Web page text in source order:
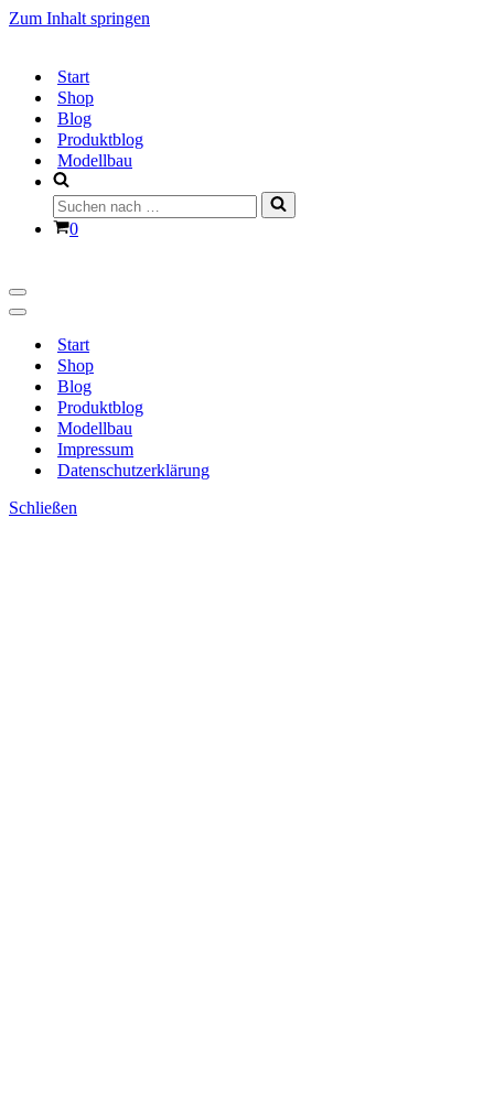
Zum Inhalt springen
Start
Shop
Blog
Produktblog
Modellbau
Suchen
nach …
Warenkorb
0
Navigationsmenü
Navigationsmenü
Start
Shop
Blog
Produktblog
Modellbau
Impressum
Datenschutzerklärung
Schließen